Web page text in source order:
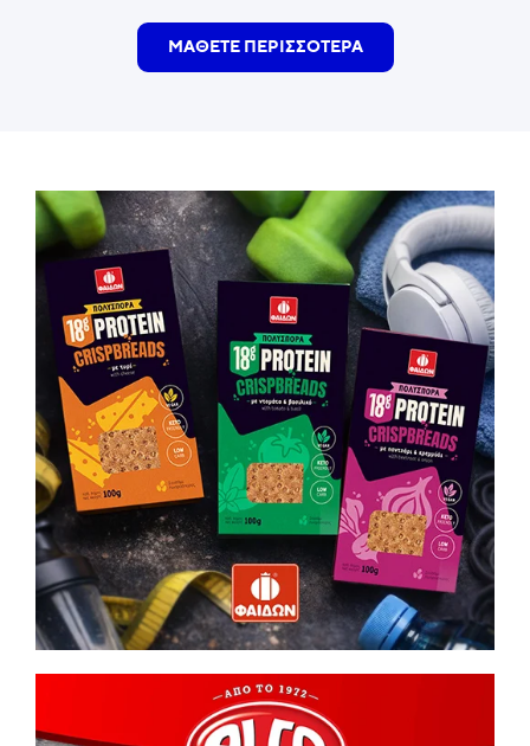
ΜΑΘΕΤΕ ΠΕΡΙΣΣΟΤΕΡΑ